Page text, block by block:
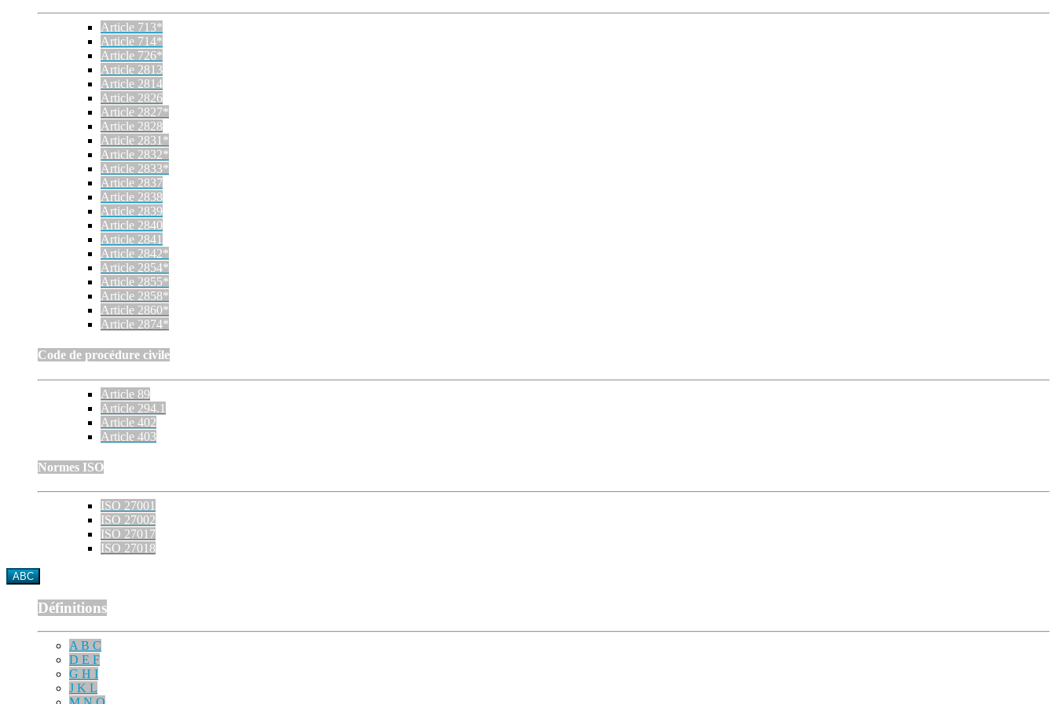
Article 713*
Article 714*
Article 726*
Article 2813
Article 2814
Article 2826
Article 2827*
Article 2828
Article 2831*
Article 2832*
Article 2833*
Article 2837
Article 2838
Article 2839
Article 2840
Article 2841
Article 2842*
Article 2854*
Article 2855*
Article 2858*
Article 2860*
Article 2874*
Code de procédure civile
Article 89
Article 294.1
Article 402
Article 403
Normes ISO
ISO 27001
ISO 27002
ISO 27017
ISO 27018
ABC
Définitions
A B C
D E F
G H I
J K L